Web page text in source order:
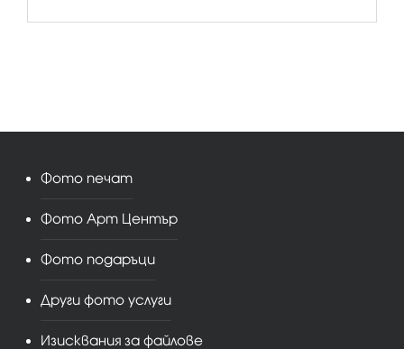
Фото печат
Фото Арт Център
Фото подаръци
Други фото услуги
Изисквания за файлове